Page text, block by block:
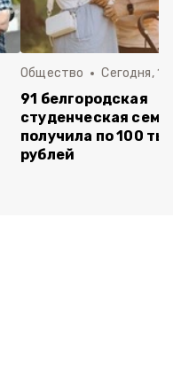
Общество Сегодня,
91 белгородская
студенческая
получила по 100
рублей